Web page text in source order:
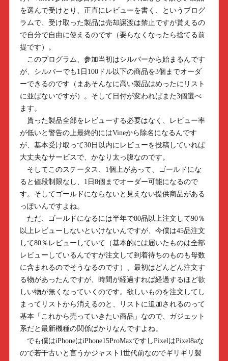
を選んで受けとり、正直にレビューを書く、というプログ
ラムで、受け取った製品は売却譲渡は禁止ですが貰えるの
で自分で自由に使えるのです（要らなくなったら捨てる前
提です）。
このプログラム、参加当初はシルバーから始まるんです
が、シルバーでも1日100ドル以下の商品を3個までオーダ
ーできるのです（まあそんなに高い製品はめったにリスト
に並ばないですが）。そして日付が変わればまた3個選べ
ます。
貰った製品全部をレビューする必要はなく、レビュー率
が低いと警告の上最終的にはVineから除名になるんです
が、基本受け取って30日以内にレビューを投稿していれば
大丈夫なサービスで、かなり太っ腹なのです。
そしてこのステータス、1個上があって、ゴールドにな
ると値段制限なし、1日8個までオーダー可能になるので
す。そしてゴールドにならないと見えない提供商品がある
っぽいんですよね。
ただ、ゴールドになるには半年で80品以上注文して90％
以上レビューしないといけないんですが、今僕は45品注文
して80％レビューしていて（基本的には届いたものは全部
レビューしているんですが注文して到着待ちのものも母数
に含まれるのでそうなるのです）、最初はどんどん注文す
る物があったんですが、時間が経過すれば経過するほど欲
しい物が無くなっていくのです。欲しいものを注文してし
まってリストから消えるのと、リストに追加されるのって
基本「これから売っていきたい商品」なので、ガジェット
系だと最新機種の関係ばかりなんですよね。
でも僕はiPhoneはiPhone15ProMaxですしPixelはPixel8aな
ので若干古いと言うかジャスト1世代前なのでギリギリ製